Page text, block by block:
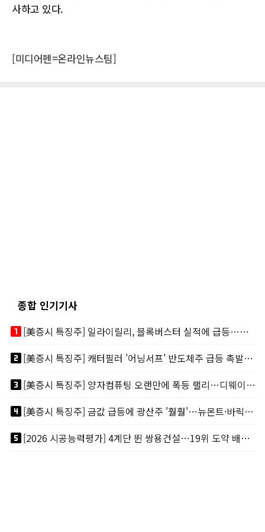
사하고 있다.
[미디어펜=온라인뉴스팀]
종합 인기기사
looks_one
[美증시 특징주] 일라이릴리, 블록버스터 실적에 급등…마운자로 매출 폭발
looks_two
[美증시 특징주] 캐터필러 '어닝서프' 반도체주 급등 촉발…"AI 데이터센터 건설 강력"
looks_3
[美증시 특징주] 양자컴퓨팅 오랜만에 폭등 랠리…디웨이브·아이온큐 주도
looks_4
[美증시 특징주] 금값 급등에 광산주 '훨훨'…뉴몬트·바릭마이닝 주도
looks_5
[2026 시공능력평가] 4계단 뛴 쌍용건설…19위 도약 배경엔 ‘재무체력’